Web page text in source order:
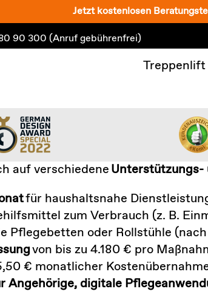
Jetzt kostenlosen
90 300 (Anruf gebührenfrei)
Treppenlift
auf verschiedeneUnterstützungs-
für haushaltsnahe
zum Verbrauch (z. B.
Pflegebetten oder Rollstühle
von bis zu 4.180 € pro
€ monatlicher
Angehörige, digitale